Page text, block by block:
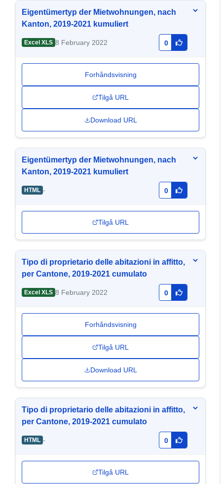
Eigentümertyp der Mietwohnungen, nach
Kanton, 2019-2021 kumuliert
Excel XLS 8 February 2022 0
Forhåndsvisning
Tilgå URL
Download URL
Eigentümertyp der Mietwohnungen, nach
Kanton, 2019-2021 kumuliert
HTML - 0
Tilgå URL
Tipo di proprietario delle abitazioni in affitto,
per Cantone, 2019-2021 cumulato
Excel XLS 8 February 2022 0
Forhåndsvisning
Tilgå URL
Download URL
Tipo di proprietario delle abitazioni in affitto,
per Cantone, 2019-2021 cumulato
HTML - 0
Tilgå URL